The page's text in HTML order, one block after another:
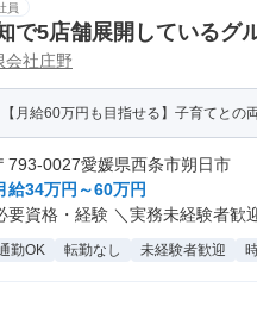
員
で5店舗展開しているグ
会社庄野
【月給60万円も目指せる】子育てと
793-0027愛媛県西条市朔日市
給34万円～60万円
要資格・経験 ＼実務未経験者歓
勤OK 転勤なし 未経験者歓迎